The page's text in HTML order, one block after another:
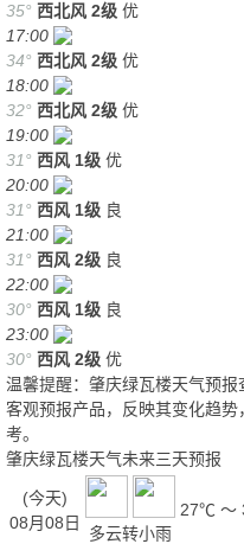
35° 西北风 2级 优
17:00
34° 西北风 2级 优
18:00
32° 西北风 2级 优
19:00
31° 西风 1级 优
20:00
31° 西风 1级 良
21:00
31° 西风 2级 良
22:00
30° 西风 1级 良
23:00
30° 西风 2级 优
温馨提醒：肇庆绿瓦楼天气预
客观预报产品，反映其变化趋
考。
肇庆绿瓦楼天气未来三天预报
(今天)
08月08日
多云转小雨
27℃ ～